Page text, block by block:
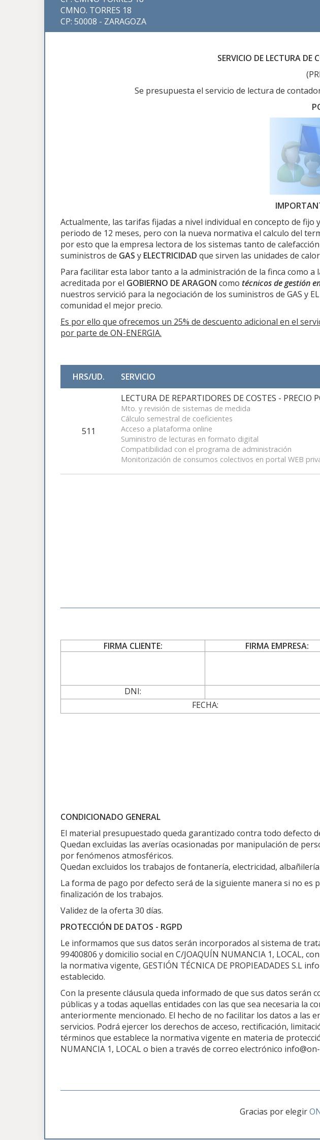
CMNO. TORRES 18
CP: 50008 - ZARAGOZA
SERVICIO DE LECTURA
Se presupuesta el servicio de lectura de
Actualmente, las tarifas fijadas a nivel individual en concepto de
periodo de 12 meses, pero con la nueva normativa el calculo del
por esto que la empresa lectora de los sistemas tanto de
suministros de GAS y ELECTRICIDAD que sirven las unidades de
Para facilitar esta labor tanto a la administración de la finca como a
acreditada por el GOBIERNO DE ARAGON como técnicos de gestión
nuestros servició para la negociación de los suministros de GAS y
comunidad el mejor precio.
Es por ello que ofrecemos un 25% de descuento adicional en el
por parte de ON-ENERGIA.
HRS/UD. SERVICIO
511
LECTURA DE REPARTIDORES DE COSTES - PRECIO
Mto. y revisión de sistemas de medida
Cálculo semestral de coeficientes
Acceso a plataforma online
Suministro de lecturas en formato digital
Compatibilidad con el programa de administración
Monitorización de consumos colectivos en portal WEB
FIRMA CLIENTE: FIRMA EMPRESA:
DNI:
FECHA:
CONDICIONADO GENERAL
El material presupuestado queda garantizado contra todo defecto
Quedan excluidas las averías ocasionadas por manipulación de
por fenómenos atmosféricos.
Quedan excluidos los trabajos de fontanería, electricidad,
La forma de pago por defecto será de la siguiente manera si no es
finalización de los trabajos.
Validez de la oferta 30 días.
PROTECCIÓN DE DATOS - RGPD
Le informamos que sus datos serán incorporados al sistema de
99400806 y domicilio social en C/JOAQUÍN NUMANCIA 1, LOCAL,
la normativa vigente, GESTIÓN TÉCNICA DE PROPIEADADES
establecido.
Con la presente cláusula queda informado de que sus datos serán
públicas y a todas aquellas entidades con las que sea necesaria la
anteriormente mencionado. El hecho de no facilitar los datos a las
servicios. Podrá ejercer los derechos de acceso, rectificación,
términos que establece la normativa vigente en materia de
NUMANCIA 1, LOCAL o bien a través de correo electrónico
Gracias por elegir